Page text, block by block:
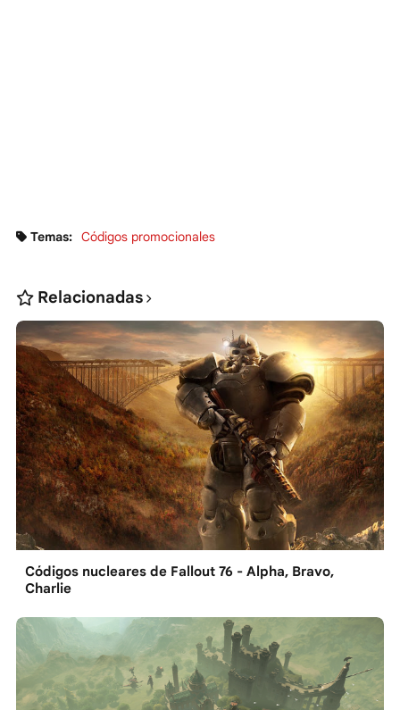
Temas: Códigos promocionales
Relacionadas
Códigos nucleares de Fallout 76 - Alpha, Bravo,
Charlie